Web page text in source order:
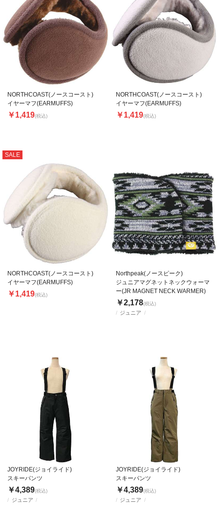
NORTHCOAST(ノースコースト)
イヤーマフ(EARMUFFS)
￥1,419(税込)
NORTHCOAST(ノースコースト)
イヤーマフ(EARMUFFS)
￥1,419(税込)
SALE
NORTHCOAST(ノースコースト)
イヤーマフ(EARMUFFS)
￥1,419(税込)
ジュニア
Northpeak(ノースピーク)
ジュニアマグネットネックウォーマ
ー(JR MAGNET NECK WARMER)
￥2,178(税込)
ジュニア
JOYRIDE(ジョイライド)
スキーパンツ
￥4,389(税込)
ジュニア
JOYRIDE(ジョイライド)
スキーパンツ
￥4,389(税込)